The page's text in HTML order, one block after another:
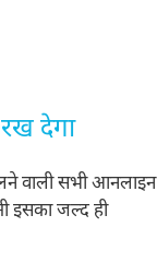
देगा
वाली सभी आनलाइन
इसका जल्द ही